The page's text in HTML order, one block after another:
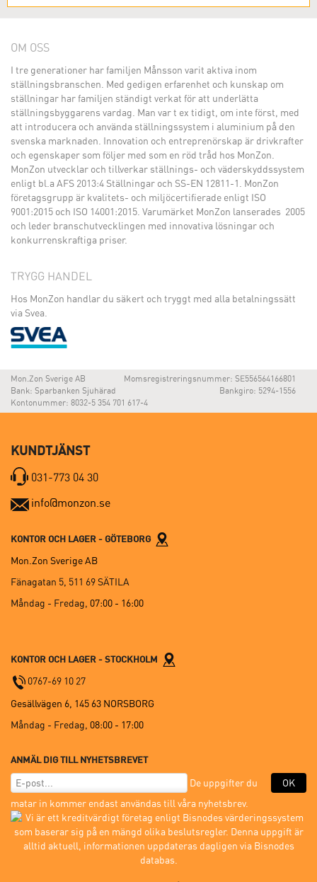
OM OSS
I tre generationer har familjen Månsson varit aktiva inom
ställningsbranschen. Med gedigen erfarenhet och kunskap om
ställningar har familjen ständigt verkat för att underlätta
ställningsbyggarens vardag. Man var t ex tidigt, om inte först, med
att introducera och använda ställningssystem i aluminium på den
svenska marknaden. Innovation och entreprenörskap är drivkrafter
och egenskaper som följer med som en röd tråd hos MonZon.
MonZon utvecklar och tillverkar ställnings- och väderskyddssystem
enligt bl.a AFS 2013:4 Ställningar och SS-EN 12811-1. MonZon
företagsgrupp är kvalitets- och miljöcertifierade enligt ISO
9001:2015 och ISO 14001:2015. Varumärket MonZon lanserades 2005
och leder branschutvecklingen med innovativa lösningar och
konkurrenskraftiga priser.
TRYGG HANDEL
Hos MonZon handlar du säkert och tryggt med alla betalningssätt
via Svea.
Mon.Zon Sverige AB
Momsregistreringsnummer: SE556564166801
Bank: Sparbanken Sjuhärad
Bankgiro: 5294-1556
Kontonummer: 8032-5 354 701 617-4
KUNDTJÄNST
031-773 04 30
info@monzon.se
KONTOR OCH LAGER - GÖTEBORG
Mon.Zon Sverige AB
Fänagatan 5, 511 69 SÄTILA
Måndag - Fredag, 07:00 - 16:00
KONTOR OCH LAGER - STOCKHOLM
0767-69 10 27
Gesällvägen 6, 145 63 NORSBORG
Måndag - Fredag, 08:00 - 17:00
ANMÄL DIG TILL NYHETSBREVET
OK
De uppgifter du
matar in kommer endast användas till våra nyhetsbrev.